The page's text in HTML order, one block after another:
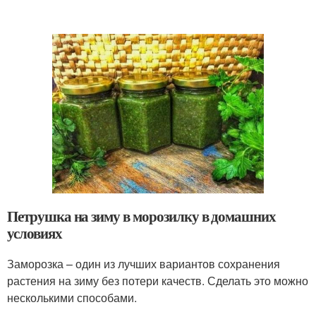
Петрушка на зиму в морозилку в домашних
условиях
Заморозка – один из лучших вариантов сохранения
растения на зиму без потери качеств. Сделать это можно
несколькими способами.